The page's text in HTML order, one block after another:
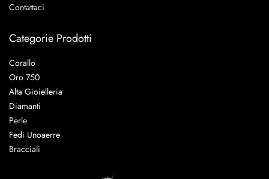
Categorie Prodotti
Corallo
Oro 750
Alta Gioielleria
Diamanti
Perle
Fedi Unoaerre
Bracciali
Contattaci